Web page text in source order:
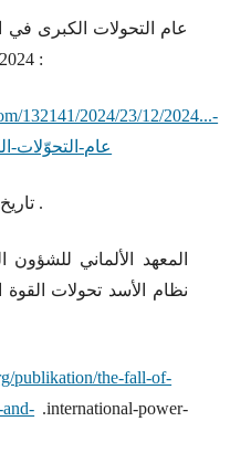
2024، الموقع الإلكتروني التالي :
132141/2024/23/12/2024...-
عام-
تاريخ أخر زيارة . 10 / 12 / 2025 .
نظام الأسد تحولات القوة
publikation/the-fall-of-
and- .international-power-